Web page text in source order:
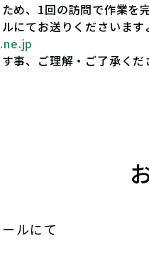
め、1回の訪問で作業を
にてお送りくださいます
事、ご理解・ご了承くだ
ルにて